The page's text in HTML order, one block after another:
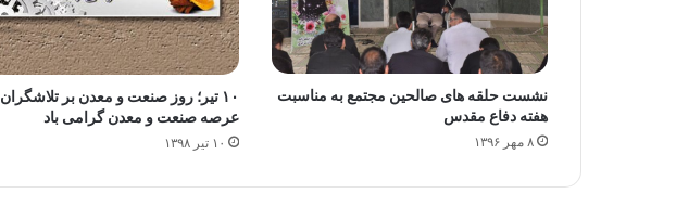
نشست حلقه های صالحین مجتمع به مناسبت
هفته دفاع مقدس
۸ مهر ۱۳۹۶
۱۰ تیر؛ روز صنعت و معدن بر تلاشگران
عرصه صنعت و معدن گرامی باد
۱۰ تیر ۱۳۹۸